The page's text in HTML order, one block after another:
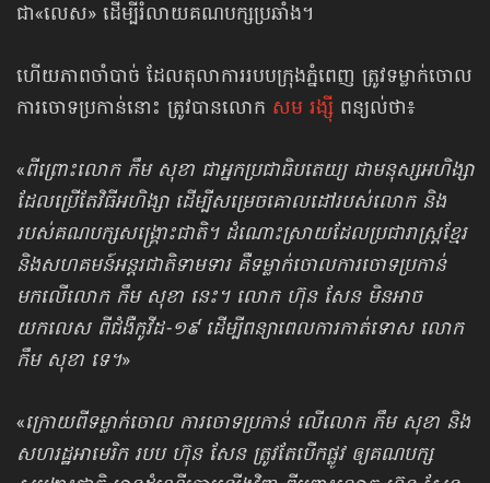
ជា«លេស» ដើម្បី​រំលាយ​គណបក្សប្រឆាំង។
ហើយភាពចាំបាច់ ដែលតុលាការរបបក្រុងភ្នំពេញ ត្រូវទម្លាក់ចោល​
ការចោទ​ប្រកាន់នោះ ត្រូវបានលោក សម រង្ស៊ី ពន្យល់ថា៖
«ពីព្រោះលោក កឹម សុខា ជាអ្នកប្រជាធិបតេយ្យ ជាមនុស្សអហិង្សា
ដែលប្រើតែវិធី​អហិង្សា ដើម្បីសម្រេច​គោលដៅ​របស់លោក និង
របស់គណបក្សសង្គ្រោះជាតិ។ ដំណោះស្រាយ​​​ដែលប្រជារាស្ត្រខ្មែរ
និងសហគមន៍​អន្តរជាតិ​ទាមទារ គឺទម្លាក់ចោល​ការចោទ​ប្រកាន់
មកលើលោក កឹម សុខា នេះ។ លោក ហ៊ុន សែន មិនអាច
យកលេស ពីជំងឺកូវីដ-១៩ ដើម្បីពន្យាពេល​​ការកាត់ទោស លោក
កឹម សុខា ទេ។»
«ក្រោយពីទម្លាក់ចោល ការចោទប្រកាន់ លើលោក កឹម សុខា និង
សហរដ្ឋអាមេរិក របប ហ៊ុន សែន ត្រូវតែបើកផ្លូវ ឲ្យគណបក្ស